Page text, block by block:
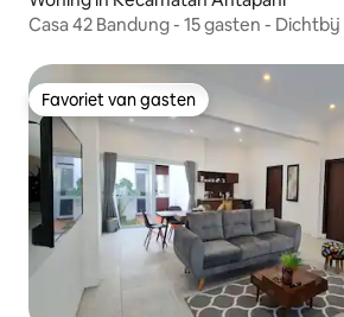
Casa 42 Bandung - 15 gasten -
Favoriet van gasten
Favoriet van gasten